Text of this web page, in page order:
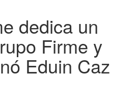
dedica un
Firme y
Eduin Caz